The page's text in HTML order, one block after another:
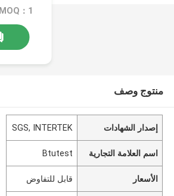
MOQ：1
منتوج وصف
إصدار الشهادات SGS, INTERTEK
اسم العلامة التجارية Btutest
الأسعار قابل للتفاوض